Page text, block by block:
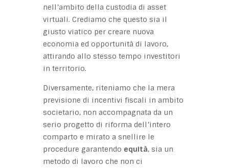
nell’ambito della custodia di asset
virtuali. Crediamo che questo sia il
giusto viatico per creare nuova
economia ed opportunità di lavoro,
attirando allo stesso tempo investitori
in territorio.
Diversamente, riteniamo che la mera
previsione di incentivi fiscali in ambito
societario, non accompagnata da un
serio progetto di riforma dell’intero
comparto e mirato a snellire le
procedure garantendo equità, sia un
metodo di lavoro che non ci